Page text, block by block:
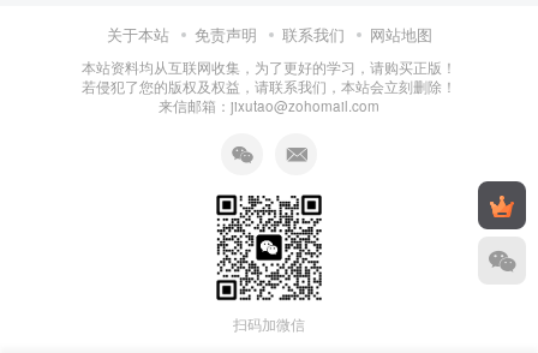
关于本站 免责声明 联系我们 网站地图
本站资料均从互联网收集，为了更好的学习，请购买正版！
若侵犯了您的版权及权益，请联系我们，本站会立刻删除！
来信邮箱：jixutao@zohomail.com
扫码加微信